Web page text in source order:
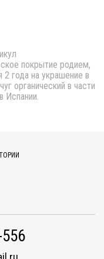
покрытие родием,
2 года на украшение в
органический в части
Испании.